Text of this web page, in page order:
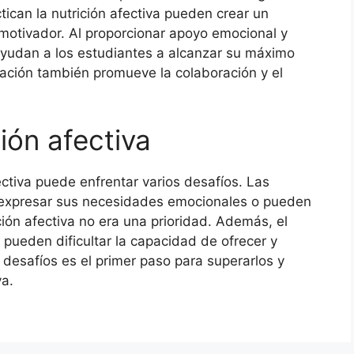
la nutrición afectiva pueden crear un
Al proporcionar apoyo emocional y
a los estudiantes a alcanzar su máximo
también promueve la colaboración y el
afectiva
puede enfrentar varios desafíos. Las
sus necesidades emocionales o pueden
afectiva no era una prioridad. Además, el
dificultar la capacidad de ofrecer y
es el primer paso para superarlos y